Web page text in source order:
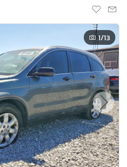
1/13